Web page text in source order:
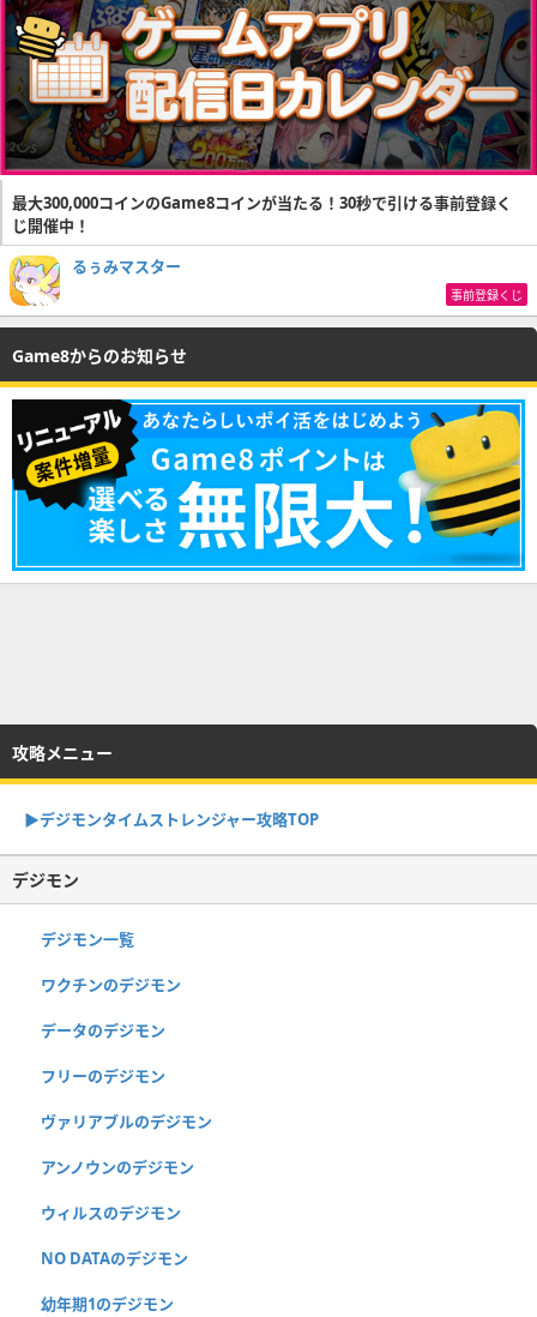
最大300,000コインのGame8コインが当たる！30秒で引ける事前登録く
じ開催中！
るぅみマスター
事前登録くじ
Game8からのお知らせ
攻略メニュー
▶︎デジモンタイムストレンジャー攻略TOP
デジモン
デジモン一覧
ワクチンのデジモン
データのデジモン
フリーのデジモン
ヴァリアブルのデジモン
アンノウンのデジモン
ウィルスのデジモン
NO DATAのデジモン
幼年期1のデジモン